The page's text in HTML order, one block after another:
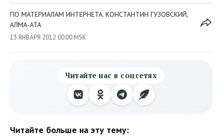
ПО МАТЕРИАЛАМ ИНТЕРНЕТА. КОНСТАНТИН ГУЗОВСКИЙ,
АЛМА-АТА
13 ЯНВАРЯ 2012 00:00 MSK
Читайте нас в соцсетях
Читайте больше на эту тему: